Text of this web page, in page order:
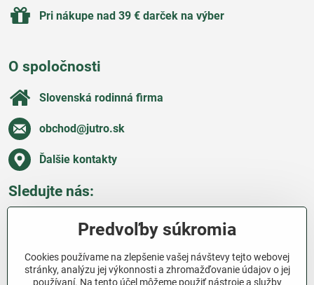
Pri nákupe nad 39 € darček na výber
O spoločnosti
Slovenská rodinná firma
obchod​@jutro​.sk
Ďalšie kontakty
Sledujte nás:
Všetko o nákupe
Predvoľby súkromia
Cookies používame na zlepšenie vašej návštevy tejto webovej
stránky, analýzu jej výkonnosti a zhromažďovanie údajov o jej
používaní. Na tento účel môžeme použiť nástroje a služby